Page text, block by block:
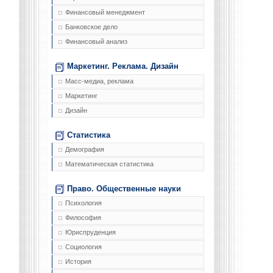
Финансовый менеджмент
Банковское дело
Финансовый анализ
Маркетинг. Реклама. Дизайн
Масс-медиа, реклама
Маркетинг
Дизайн
Статистика
Демография
Математическая статистика
Право. Общественные науки
Психология
Философия
Юриспруденция
Социология
История